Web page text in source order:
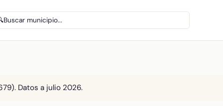
Buscar municipio...
Datos a julio 2026.